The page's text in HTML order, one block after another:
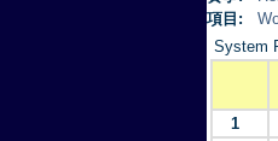
項目:
System
1